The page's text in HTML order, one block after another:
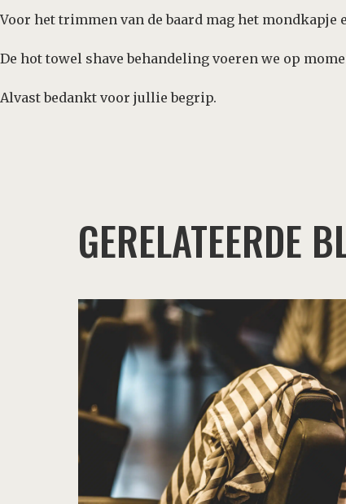
Voor het trimmen van de baard mag het mondkapje
De hot towel shave behandeling voeren we op
Alvast bedankt voor jullie begrip.
GERELATEERDE